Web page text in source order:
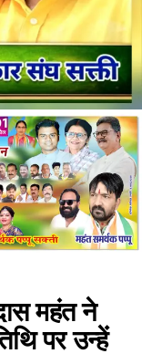
महंत ने
पर उन्हें